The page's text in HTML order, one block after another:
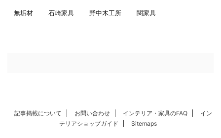
無垢材 石崎家具 野中木工所 関家具
記事掲載について お問い合わせ インテリア・家具のFAQ
イン
テリアショップガイド
Sitemaps